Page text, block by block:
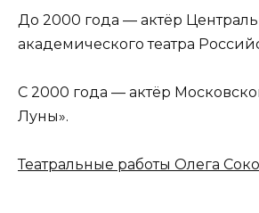
До 2000 года — актёр
академического театра
С 2000 года — актёр
Луны».
Театральные работы Олега